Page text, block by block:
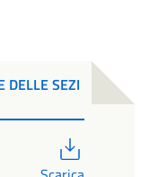
DELLE SEZI